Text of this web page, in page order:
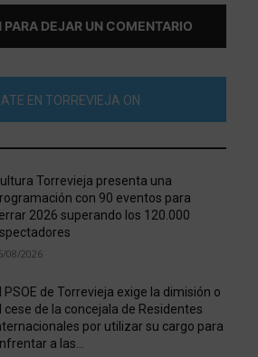
PARA DEJAR UN COMENTARIO
EN TORREVIEJA ON
Torrevieja presenta una
con 90 eventos para
2026 superando los 120.000
08/2026
PSOE de Torrevieja exige la dimisión o
cese de la concejala de Residentes
por utilizar su cargo para
a las...